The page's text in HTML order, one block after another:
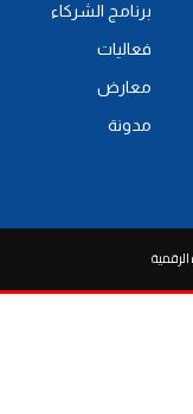
برنامج الشركاء
فعاليات
معارض
مدونة